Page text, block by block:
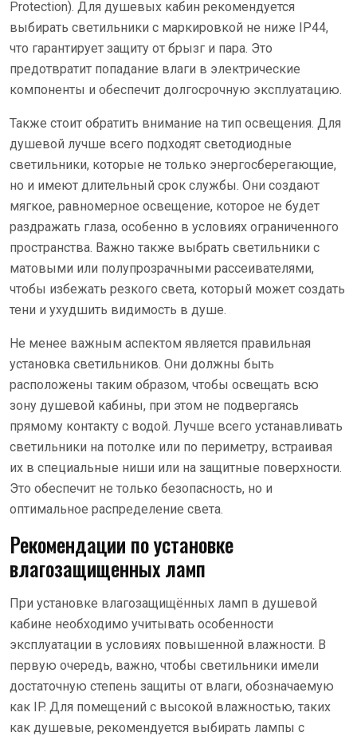
Protection). Для душевых кабин рекомендуется
выбирать светильники с маркировкой не ниже IP44,
что гарантирует защиту от брызг и пара. Это
предотвратит попадание влаги в электрические
компоненты и обеспечит долгосрочную эксплуатацию.
Также стоит обратить внимание на тип освещения. Для
душевой лучше всего подходят светодиодные
светильники, которые не только энергосберегающие,
но и имеют длительный срок службы. Они создают
мягкое, равномерное освещение, которое не будет
раздражать глаза, особенно в условиях ограниченного
пространства. Важно также выбрать светильники с
матовыми или полупрозрачными рассеивателями,
чтобы избежать резкого света, который может создать
тени и ухудшить видимость в душе.
Не менее важным аспектом является правильная
установка светильников. Они должны быть
расположены таким образом, чтобы освещать всю
зону душевой кабины, при этом не подвергаясь
прямому контакту с водой. Лучше всего устанавливать
светильники на потолке или по периметру, встраивая
их в специальные ниши или на защитные поверхности.
Это обеспечит не только безопасность, но и
оптимальное распределение света.
Рекомендации по установке
влагозащищенных ламп
При установке влагозащищённых ламп в душевой
кабине необходимо учитывать особенности
эксплуатации в условиях повышенной влажности. В
первую очередь, важно, чтобы светильники имели
достаточную степень защиты от влаги, обозначаемую
как IP. Для помещений с высокой влажностью, таких
как душевые, рекомендуется выбирать лампы с